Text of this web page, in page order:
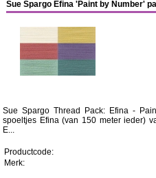
Sue Spargo Efina 'Paint by Number'
Sue Spargo Thread Pack: Efina -
spoeltjes Efina (van 150 meter ieder)
E...
Productcode:
Merk: